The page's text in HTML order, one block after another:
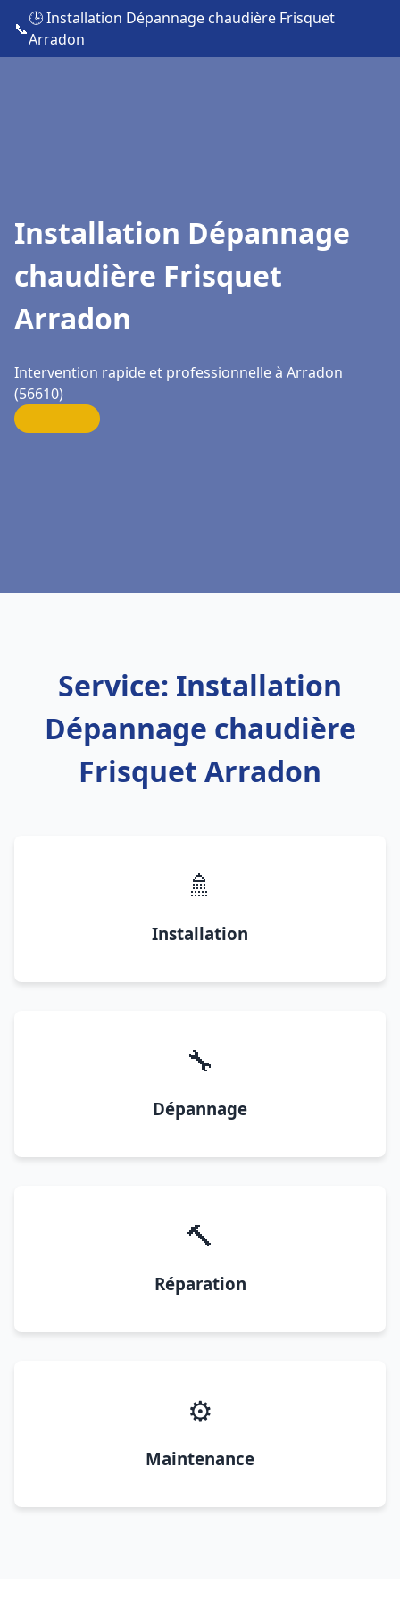
📞
🕒 Installation Dépannage chaudière Frisquet
Arradon
Installation Dépannage
chaudière Frisquet
Arradon
Intervention rapide et professionnelle à Arradon
(56610)
Service: Installation
Dépannage chaudière
Frisquet Arradon
🚿
Installation
🔧
Dépannage
🔨
Réparation
⚙️
Maintenance